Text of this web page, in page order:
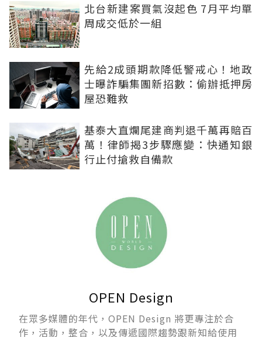
北台新建案買氣沒起色 7月平均單
周成交低於一組
先給2成頭期款降低警戒心！地政
士曝詐騙集團新招數：偷辦抵押房
屋恐難救
基泰大直爛尾建商判退千萬再賠百
萬！律師揭3步驟應變：快通知銀
行止付搶救自備款
OPEN Design
在眾多媒體的年代，OPEN Design 將更專注於合
作，活動，整合，以及傳遞國際趨勢跟新知給使用